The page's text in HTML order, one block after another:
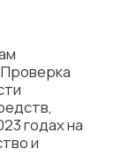
годах на
и